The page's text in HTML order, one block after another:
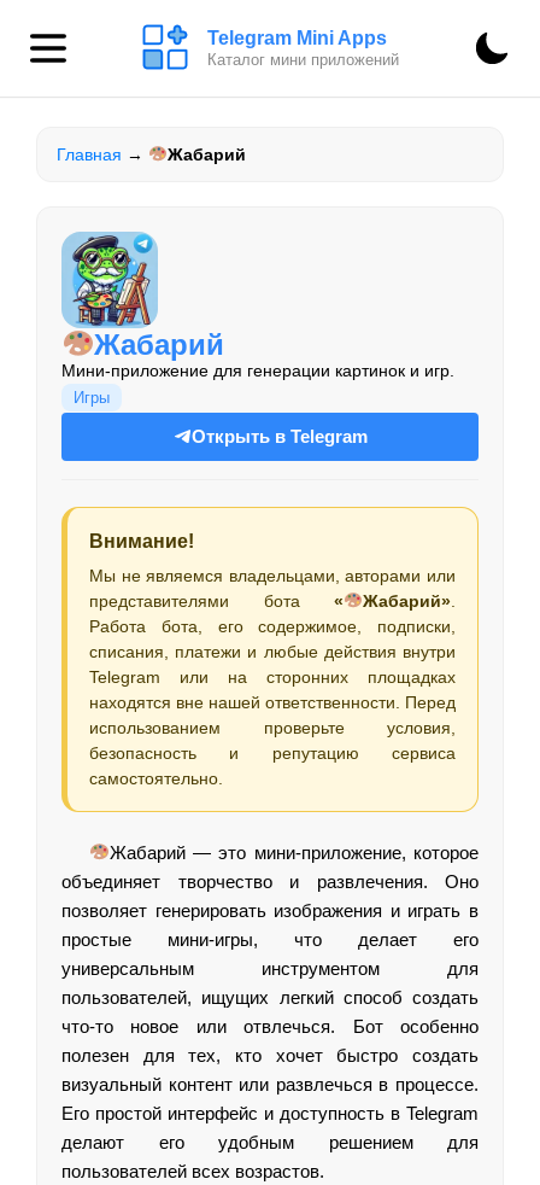
Telegram Mini Apps
Каталог мини приложений
Главная → Жабарий
Жабарий
Мини-приложение для генерации картинок и игр.
Игры
Открыть в Telegram
Внимание!
Мы не являемся владельцами, авторами или
представителями бота« Жабарий»
Работа бота, его содержимое, подписки,
списания, платежи и любые действия внутри
Telegram или на сторонних площадках
находятся вне нашей ответственности. Перед
использованием проверьте условия,
безопасность и репутацию сервиса
самостоятельно.
Жабарий — это мини-приложение, которое
объединяет творчество и развлечения. Оно
позволяет генерировать изображения и играть в
простые мини-игры, что делает его
универсальным инструментом для
пользователей, ищущих легкий способ создать
что-то новое или отвлечься. Бот особенно
полезен для тех, кто хочет быстро создать
визуальный контент или развлечься в процессе.
Его простой интерфейс и доступность в Telegram
делают его удобным решением для
пользователей всех возрастов.